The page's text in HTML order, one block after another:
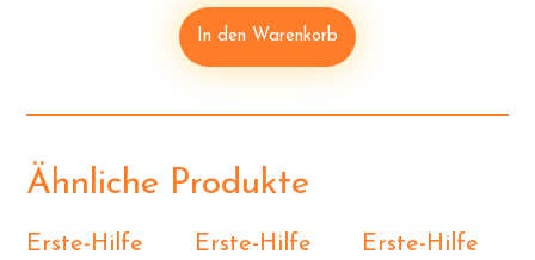
In den Warenkorb
Ähnliche Produkte
Erste-Hilfe
Erste-Hilfe
Erste-Hilfe